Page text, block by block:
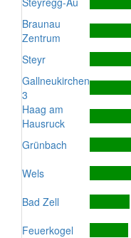
Braunau
Zentrum
Steyr
Gallneukirchen
3
Haag am
Hausruck
Grünbach
Wels
Bad Zell
Feuerkogel